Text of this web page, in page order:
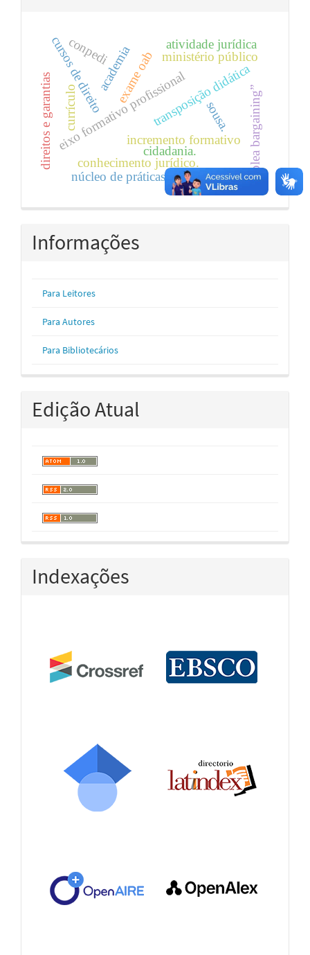
academia
eixo formativo profissionaltransposição didática
exame oab
incremento formativo
sousa.
cursos de direito
currículo
cidadania.
ministério público
“plea bargaining”
conhecimento jurídico.
direitos e garantias
atividade jurídica
núcleo de práticas jurídicas
conpedi
Informações
Para Leitores
Para Autores
Para Bibliotecários
Edição Atual
Indexações